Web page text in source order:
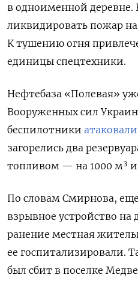
в одноименной деревне.
ликвидировать пожар
К тушению огня
единицы спецтехники.
Нефтебаза «Полевая»
Вооруженных сил
беспилотники атаковали
загорелись два
топливом — на 1000 м³ и
По словам Смирнова,
взрывное устройство
ранение местная
ее госпитализировали.
был сбит в поселке